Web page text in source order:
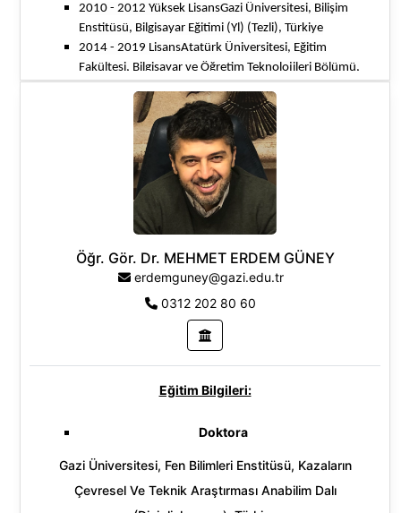
2010 - 2012 Yüksek LisansGazi Üniversitesi, Bilişim
Enstitüsü, Bilgisayar Eğitimi (Yl) (Tezli), Türkiye
2014 - 2019 LisansAtatürk Üniversitesi, Eğitim
Fakültesi, Bilgisayar ve Öğretim Teknolojileri Bölümü,
Türkiye
Araştırma Alanları:
Bilgisayar Bilimleri ve Mühendisliği
Yapay Zeka
Derin öğrenme
Sinyal İşleme
Görüntü İşleme
Öğr. Gör. Dr. MEHMET ERDEM GÜNEY
erdemguney@gazi.edu.tr
0312 202 80 60
Eğitim Bilgileri:
Doktora
Gazi Üniversitesi, Fen Bilimleri Enstitüsü, Kazaların
Çevresel Ve Teknik Araştırması Anabilim Dalı